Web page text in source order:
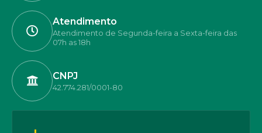
Atendimento
Atendimento de Segunda-feira a Sexta-feira das
07h as 18h
CNPJ
42.774.281/0001-80